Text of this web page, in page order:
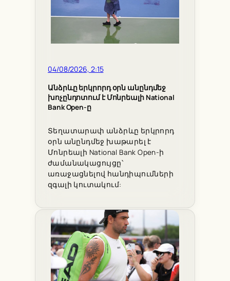
04/08/2026, 2:15
Անձրևը երկրորդ օրն անընդմեջ
խոչընդոտում է Մոնրեալի National
Bank Open-ը
Տեղատարափ անձրևը երկրորդ
օրն անընդմեջ խաթարել է
Մոնրեալի National Bank Open-ի
ժամանակացույցը՝
առաջացնելով հանդիպումների
զգալի կուտակում: